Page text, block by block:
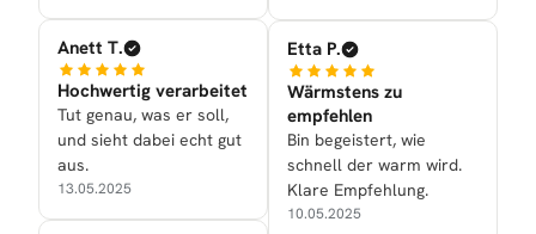
Anett T.
Hochwertig verarbeitet
Tut genau, was er soll,
und sieht dabei echt gut
aus.
13.05.2025
Etta P.
Wärmstens zu
empfehlen
Bin begeistert, wie
schnell der warm wird.
Klare Empfehlung.
10.05.2025